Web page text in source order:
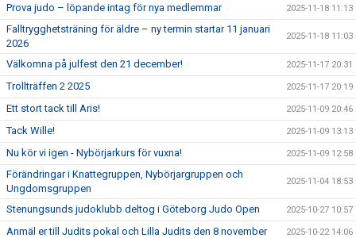
Prova judo – löpande intag för nya medlemmar 2025-11-18 11:13
Falltrygghetsträning för äldre – ny termin startar 11 januari
2026
2025-11-18 11:03
Välkomna på julfest den 21 december! 2025-11-17 20:31
Trollträffen 2 2025 2025-11-17 20:19
Ett stort tack till Aris! 2025-11-09 20:46
Tack Wille! 2025-11-09 13:13
Nu kör vi igen - Nybörjarkurs för vuxna! 2025-11-09 12:58
Förändringar i Knattegruppen, Nybörjargruppen och
Ungdomsgruppen
2025-11-04 18:53
Stenungsunds judoklubb deltog i Göteborg Judo Open 2025-10-27 10:57
Anmäl er till Judits pokal och Lilla Judits den 8 november 2025-10-22 14:06